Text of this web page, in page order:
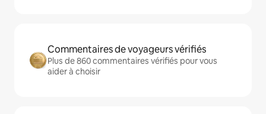
Commentaires de voyageurs vérifiés
Plus de 860 commentaires vérifiés pour vous
aider à choisir